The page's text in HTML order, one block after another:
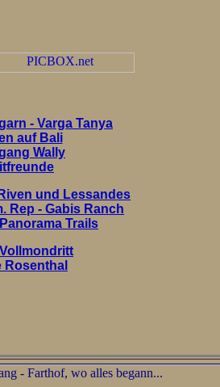
- Varga Tanya
auf Bali
Wally
und Lessandes
Rep - Gabis Ranch
Trails
Rosenthal